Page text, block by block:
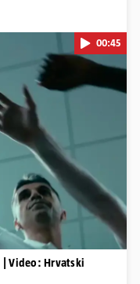
00:45
| Video: Hrvatski